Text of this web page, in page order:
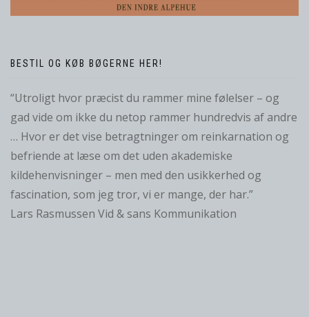
BESTIL OG KØB BØGERNE HER!
“Utroligt hvor præcist du rammer mine følelser – og
gad vide om ikke du netop rammer hundredvis af andre
… Hvor er det vise betragtninger om reinkarnation og
befriende at læse om det uden akademiske
kildehenvisninger – men med den usikkerhed og
fascination, som jeg tror, vi er mange, der har.”
Lars Rasmussen Vid & sans Kommunikation